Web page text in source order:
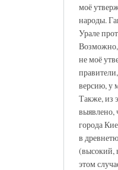
моё
народы.
Урале
Возможно,
не моё
версию, у
Также, из
выявлено,
города
в
(высокий,
этом